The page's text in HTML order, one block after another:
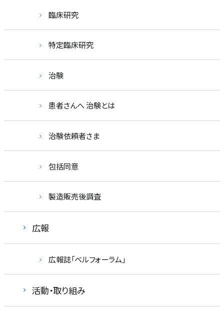
臨床研究
特定臨床研究
治験
患者さんへ 治験とは
治験依頼者さま
包括同意
製造販売後調査
広報
広報誌「ベルフォーラム」
活動・取り組み